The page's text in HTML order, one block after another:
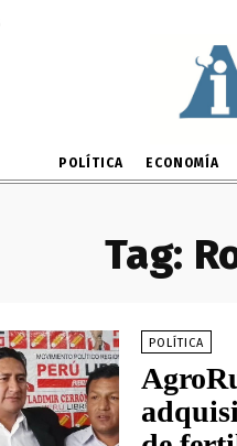
POLÍTICA ECONOMÍA
Tag:
POLÍTICA